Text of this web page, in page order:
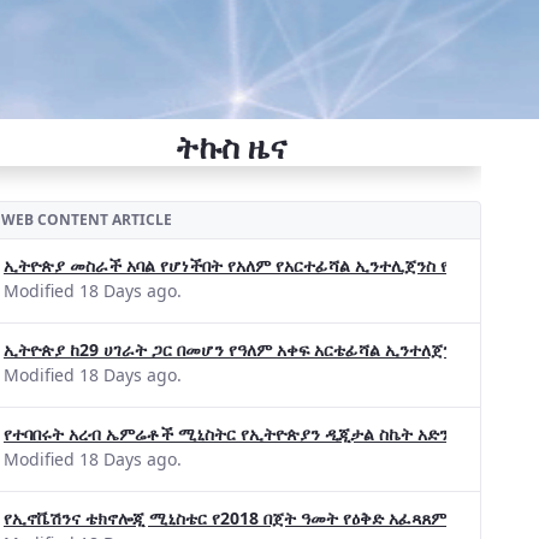
ትኩስ ዜና
WEB CONTENT ARTICLE
ኢትዮጵያ መስራች አባል የሆነችበት የአለም የአርተፊሻል ኢንተሊጀንስ የትብብር
Modified 18 Days ago.
ኢትዮጵያ ከ29 ሀገራት ጋር በመሆን የዓለም አቀፍ አርቴፊሻል ኢንተለጀንስ ትብብር
Modified 18 Days ago.
የተባበሩት አረብ ኤምሬቶች ሚኒስትር የኢትዮጵያን ዲጂታል ስኬት አድንቀዋል
Modified 18 Days ago.
የኢኖቬሽንና ቴክኖሎጂ ሚኒስቴር የ2018 በጀት ዓመት የዕቅድ አፈጻጸምና የቀጣይ